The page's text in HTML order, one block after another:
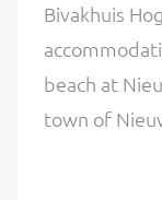
Bivakhuis
beach at
town of